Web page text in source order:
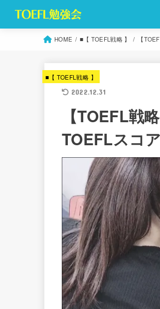
HOME ■【 TOEFL戦略 】 【
■【 TOEFL戦略 】
2022.12.31
【TOEFL戦
TOEFLスコ